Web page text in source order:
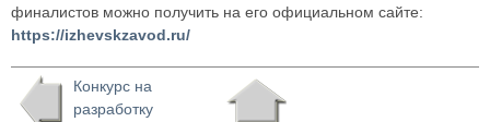
финалистов можно получить на его официальном сайте:
https://izhevskzavod.ru/
Конкурс на
разработку